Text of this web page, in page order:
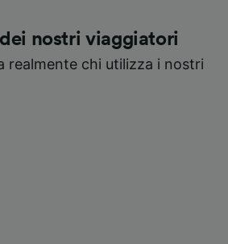
nostri viaggiatori
realmente chi utilizza i nostri